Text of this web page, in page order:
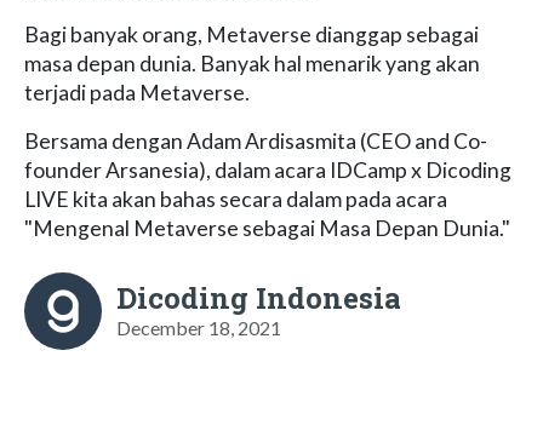
Bagi banyak orang, Metaverse dianggap sebagai
masa depan dunia. Banyak hal menarik yang akan
terjadi pada Metaverse.
Bersama dengan Adam Ardisasmita (CEO and Co-
founder Arsanesia), dalam acara IDCamp x Dicoding
LIVE kita akan bahas secara dalam pada acara
"Mengenal Metaverse sebagai Masa Depan Dunia."
Dicoding Indonesia
December 18, 2021